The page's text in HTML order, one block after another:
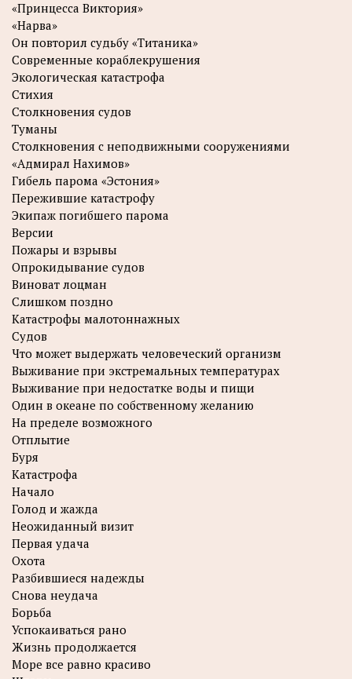
«Принцесса Виктория»
«Нарва»
Он повторил судьбу «Титаника»
Современные кораблекрушения
Экологическая катастрофа
Стихия
Столкновения судов
Туманы
Столкновения с неподвижными сооружениями
«Адмирал Нахимов»
Гибель парома «Эстония»
Пережившие катастрофу
Экипаж погибшего парома
Версии
Пожары и взрывы
Опрокидывание судов
Виноват лоцман
Слишком поздно
Катастрофы малотоннажных
Судов
Что может выдержать человеческий организм
Выживание при экстремальных температурах
Выживание при недостатке воды и пищи
Один в океане по собственному желанию
На пределе возможного
Отплытие
Буря
Катастрофа
Начало
Голод и жажда
Неожиданный визит
Первая удача
Охота
Разбившиеся надежды
Снова неудача
Борьба
Успокаиваться рано
Жизнь продолжается
Море все равно красиво